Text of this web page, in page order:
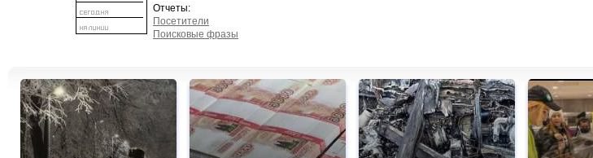
Отчеты:
Посетители
Поисковые фразы